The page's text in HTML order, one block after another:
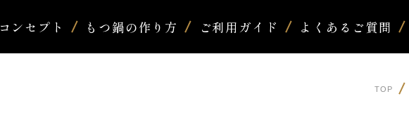
コンセプト もつ鍋の作り方 ご利用ガイド よくあるご質問
TOP